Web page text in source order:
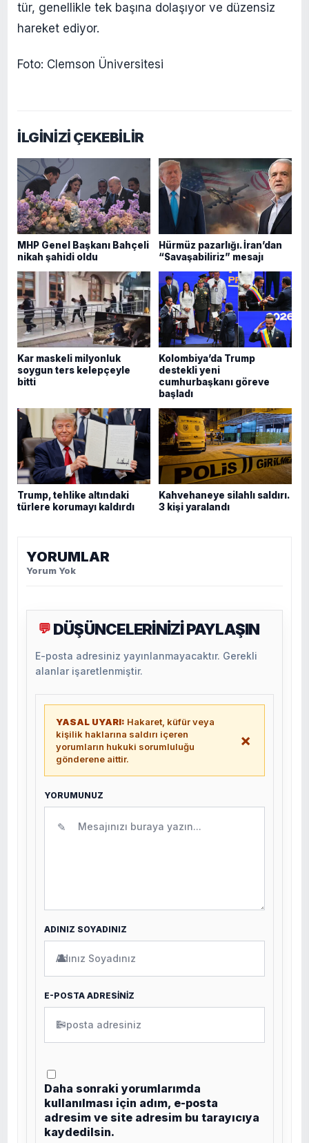
tür, genellikle tek başına dolaşıyor ve düzensiz
hareket ediyor.
Foto: Clemson Üniversitesi
İLGİNİZİ ÇEKEBİLİR
MHP Genel Başkanı Bahçeli
nikah şahidi oldu
Hürmüz pazarlığı. İran’dan
“Savaşabiliriz” mesajı
Kar maskeli milyonluk
soygun ters kelepçeyle
bitti
Kolombiya’da Trump
destekli yeni
cumhurbaşkanı göreve
başladı
Trump, tehlike altındaki
türlere korumayı kaldırdı
Kahvehaneye silahlı saldırı.
3 kişi yaralandı
YORUMLAR
Yorum Yok
💬 DÜŞÜNCELERİNİZİ PAYLAŞIN
E-posta adresiniz yayınlanmayacaktır. Gerekli
alanlar işaretlenmiştir.
YASAL UYARI: Hakaret, küfür veya
kişilik haklarına saldırı içeren
yorumların hukuki sorumluluğu
gönderene aittir.
×
YORUMUNUZ
✎
ADINIZ SOYADINIZ
👤
E-POSTA ADRESİNİZ
✉
Daha sonraki yorumlarımda
kullanılması için adım, e-posta
adresim ve site adresim bu tarayıcıya
kaydedilsin.